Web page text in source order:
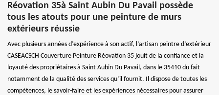
Réovation 35à Saint Aubin Du Pavail possède
tous les atouts pour une peinture de murs
extérieurs réussie
Avec plusieurs années d’expérience à son actif, l’artisan peintre d’extérieur
CASEACSCH Couverture Peinture Réovation 35 jouit de la confiance et la
loyauté des propriétaires à Saint Aubin Du Pavail, dans le 35410 du fait
notamment de la qualité des services qu’il fournit. Il dispose de toutes les
compétences, le savoir-faire et les expériences nécessaires pour assurer